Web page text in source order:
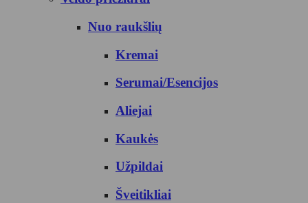
Nuo raukšlių
Kremai
Serumai/Esencijos
Aliejai
Kaukės
Užpildai
Šveitikliai